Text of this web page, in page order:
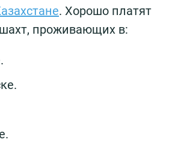
. Хорошо платят
проживающих в: